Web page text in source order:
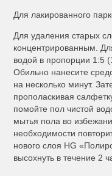
Для лакированного
Для удаления старых
концентрированным.
водой в пропорции 1:5
Обильно нанесите
на несколько минут.
прополаскивая
помойте пол чистой
мытья пола во
необходимости
нового слоя HG
высохнуть в течение 2